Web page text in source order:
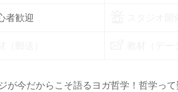
者歓迎
が今だからこそ語るヨガ哲学！哲学っ